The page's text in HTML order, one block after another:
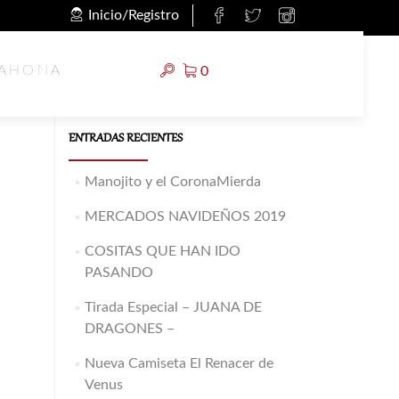
Inicio/Registro
0
ENTRADAS RECIENTES
Manojito y el CoronaMierda
MERCADOS NAVIDEÑOS 2019
COSITAS QUE HAN IDO
PASANDO
Tirada Especial – JUANA DE
DRAGONES –
Nueva Camiseta El Renacer de
Venus